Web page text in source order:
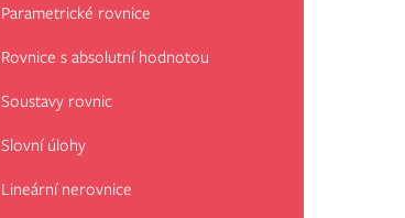
Parametrické rovnice
Rovnice s absolutní hodnotou
Soustavy rovnic
Slovní úlohy
Lineární nerovnice